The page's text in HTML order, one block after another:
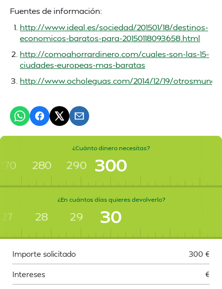
Fuentes de información:
http://www.ideal.es/sociedad/201501/18/destinos-
economicos-baratos-para-20150118093658.html
http://comoahorrardinero.com/cuales-son-las-15-
ciudades-europeas-mas-baratas
http://www.ocholeguas.com/2014/12/19/
¿Cuánto dinero necesitas?
280 290 300
¿En cuántos días quieres devolverlo?
27 28 29 30
Importe solicitado 300 €
Intereses €